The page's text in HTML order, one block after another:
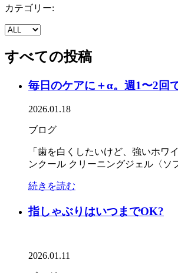
カテゴリー:
すべての投稿
毎日のケアに＋α。週1〜2回
2026.01.18
ブログ
「歯を白くしたいけど、強いホ
ンクール クリーニングジェル〈ソ
続きを読む
指しゃぶりはいつまでOK?
2026.01.11